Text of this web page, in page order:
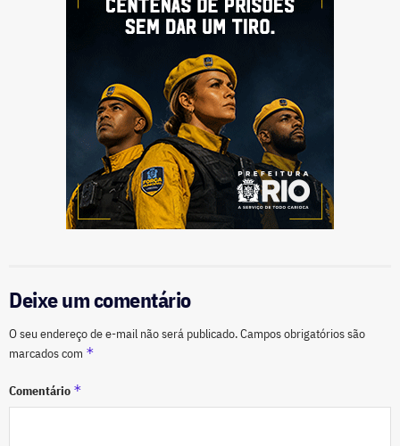
Deixe um comentário
O seu endereço de e-mail não será publicado.Campos obrigatórios são
marcados com *
Comentário *